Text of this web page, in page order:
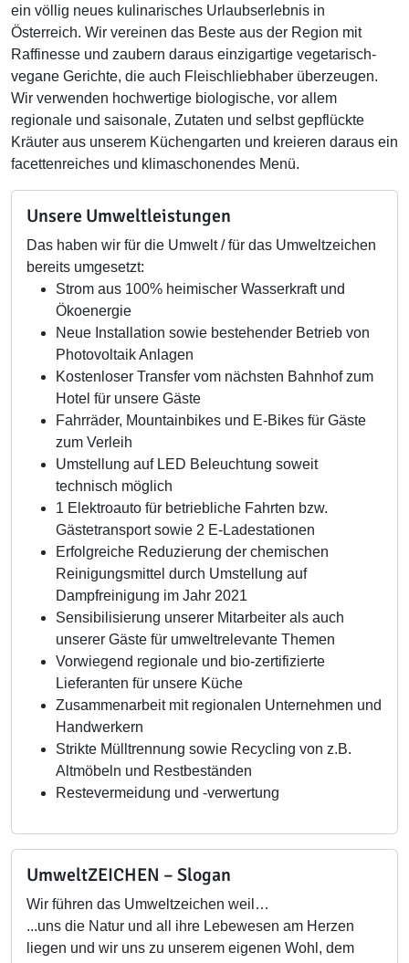
ein völlig neues kulinarisches Urlaubserlebnis in
Österreich. Wir vereinen das Beste aus der Region mit
Raffinesse und zaubern daraus einzigartige vegetarisch-
vegane Gerichte, die auch Fleischliebhaber überzeugen.
Wir verwenden hochwertige biologische, vor allem
regionale und saisonale, Zutaten und selbst gepflückte
Kräuter aus unserem Küchengarten und kreieren daraus ein
facettenreiches und klimaschonendes Menü.
Unsere Umweltleistungen
Das haben wir für die Umwelt / für das Umweltzeichen
bereits umgesetzt:
Strom aus 100% heimischer Wasserkraft und
Ökoenergie
Neue Installation sowie bestehender Betrieb von
Photovoltaik Anlagen
Kostenloser Transfer vom nächsten Bahnhof zum
Hotel für unsere Gäste
Fahrräder, Mountainbikes und E-Bikes für Gäste
zum Verleih
Umstellung auf LED Beleuchtung soweit
technisch möglich
1 Elektroauto für betriebliche Fahrten bzw.
Gästetransport sowie 2 E-Ladestationen
Erfolgreiche Reduzierung der chemischen
Reinigungsmittel durch Umstellung auf
Dampfreinigung im Jahr 2021
Sensibilisierung unserer Mitarbeiter als auch
unserer Gäste für umweltrelevante Themen
Vorwiegend regionale und bio-zertifizierte
Lieferanten für unsere Küche
Zusammenarbeit mit regionalen Unternehmen und
Handwerkern
Strikte Mülltrennung sowie Recycling von z.B.
Altmöbeln und Restbeständen
Restevermeidung und -verwertung
UmweltZEICHEN – Slogan
Wir führen das Umweltzeichen weil…
...uns die Natur und all ihre Lebewesen am Herzen
liegen und wir uns zu unserem eigenen Wohl, dem